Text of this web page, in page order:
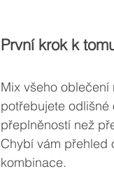
První krok k
Mix všeho
potřebujete
přeplněností než
Chybí vám přehled
kombinace.